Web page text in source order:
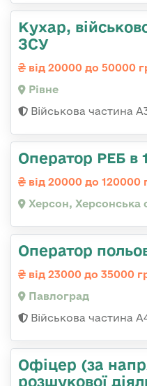
Кухар,
ЗСУ
від 20000 до 50000
Рівне
Військова частина
Оператор РЕБ в
від 20000 до 120000
Херсон, Херсонська
Оператор
від 23000 до 35000
Павлоград
Військова частина
Офіцер (за
розшукової